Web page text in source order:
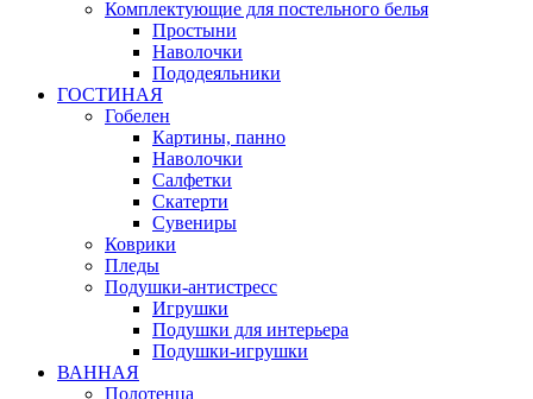
Комплектующие для постельного белья
Простыни
Наволочки
Пододеяльники
ГОСТИНАЯ
Гобелен
Картины, панно
Наволочки
Салфетки
Скатерти
Сувениры
Коврики
Пледы
Подушки-антистресс
Игрушки
Подушки для интерьера
Подушки-игрушки
ВАННАЯ
Полотенца